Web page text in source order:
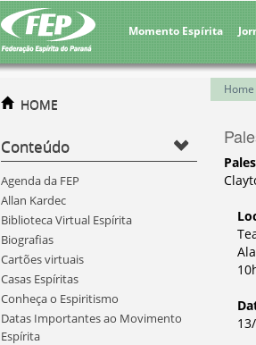
Momento Espírita
HOME
Conteúdo
Agenda da FEP
Allan Kardec
Biblioteca Virtual Espírita
Biografias
Cartões virtuais
Casas Espíritas
Conheça o Espiritismo
Datas Importantes ao Movimento
Espírita
Home